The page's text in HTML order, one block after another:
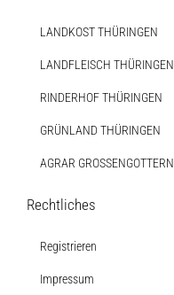
LANDKOST THÜRINGEN
LANDFLEISCH THÜRINGEN
RINDERHOF THÜRINGEN
GRÜNLAND THÜRINGEN
AGRAR GROSSENGOTTERN
Rechtliches
Registrieren
Impressum